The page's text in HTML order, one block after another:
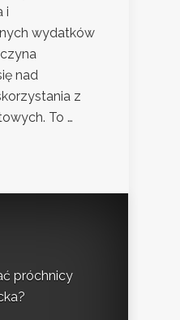
i
wydatków
nad
z
To …
próchnicy